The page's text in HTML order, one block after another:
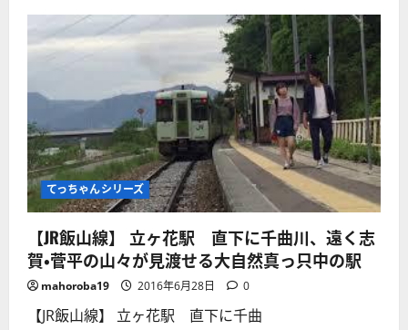
む
櫻
と
鉄
橋
る
電
車！
に
つ
い
て
さ
ら
に
む
川
に
架
国
も
珍
し
い
「鉄
道
道
路
用
橋」
村
橋
てっちゃんシリーズ
【JR飯山線】 立ヶ花駅 直下に千曲川、遠く志
賀・菅平の山々が見渡せる大自然真っ只中の駅
mahoroba19 2016年6月28日 0
【JR飯山線】 立ヶ花駅 直下に千曲